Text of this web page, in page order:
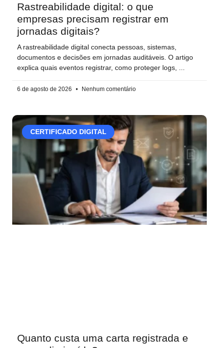
Rastreabilidade digital: o que
empresas precisam registrar em
jornadas digitais?
A rastreabilidade digital conecta pessoas, sistemas,
documentos e decisões em jornadas auditáveis. O artigo
explica quais eventos registrar, como proteger logs,
6 de agosto de 2026 Nenhum comentário
CERTIFICADO DIGITAL
Quanto custa uma carta registrada e